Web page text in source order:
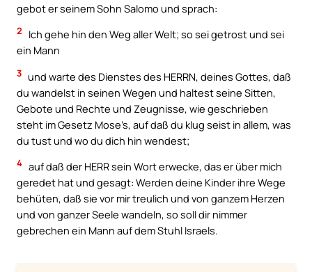
gebot er seinem Sohn Salomo und sprach:
2
Ich gehe hin den Weg aller Welt; so sei getrost und sei
ein Mann
3 und warte des Dienstes des HERRN, deines Gottes, daß
du wandelst in seinen Wegen und haltest seine Sitten,
Gebote und Rechte und Zeugnisse, wie geschrieben
steht im Gesetz Mose’s, auf daß du klug seist in allem, was
du tust und wo du dich hin wendest;
4 auf daß der HERR sein Wort erwecke, das er über mich
geredet hat und gesagt: Werden deine Kinder ihre Wege
behüten, daß sie vor mir treulich und von ganzem Herzen
und von ganzer Seele wandeln, so soll dir nimmer
gebrechen ein Mann auf dem Stuhl Israels.